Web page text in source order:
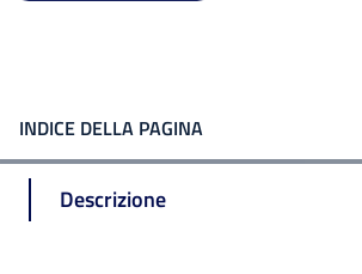
INDICE DELLA PAGINA
Descrizione